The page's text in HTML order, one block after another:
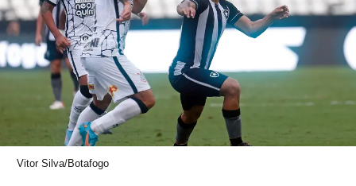
Vitor Silva/Botafogo